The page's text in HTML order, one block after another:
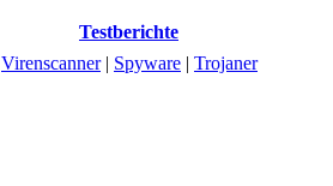
Testberichte
Virenscanner| Spyware | Trojaner